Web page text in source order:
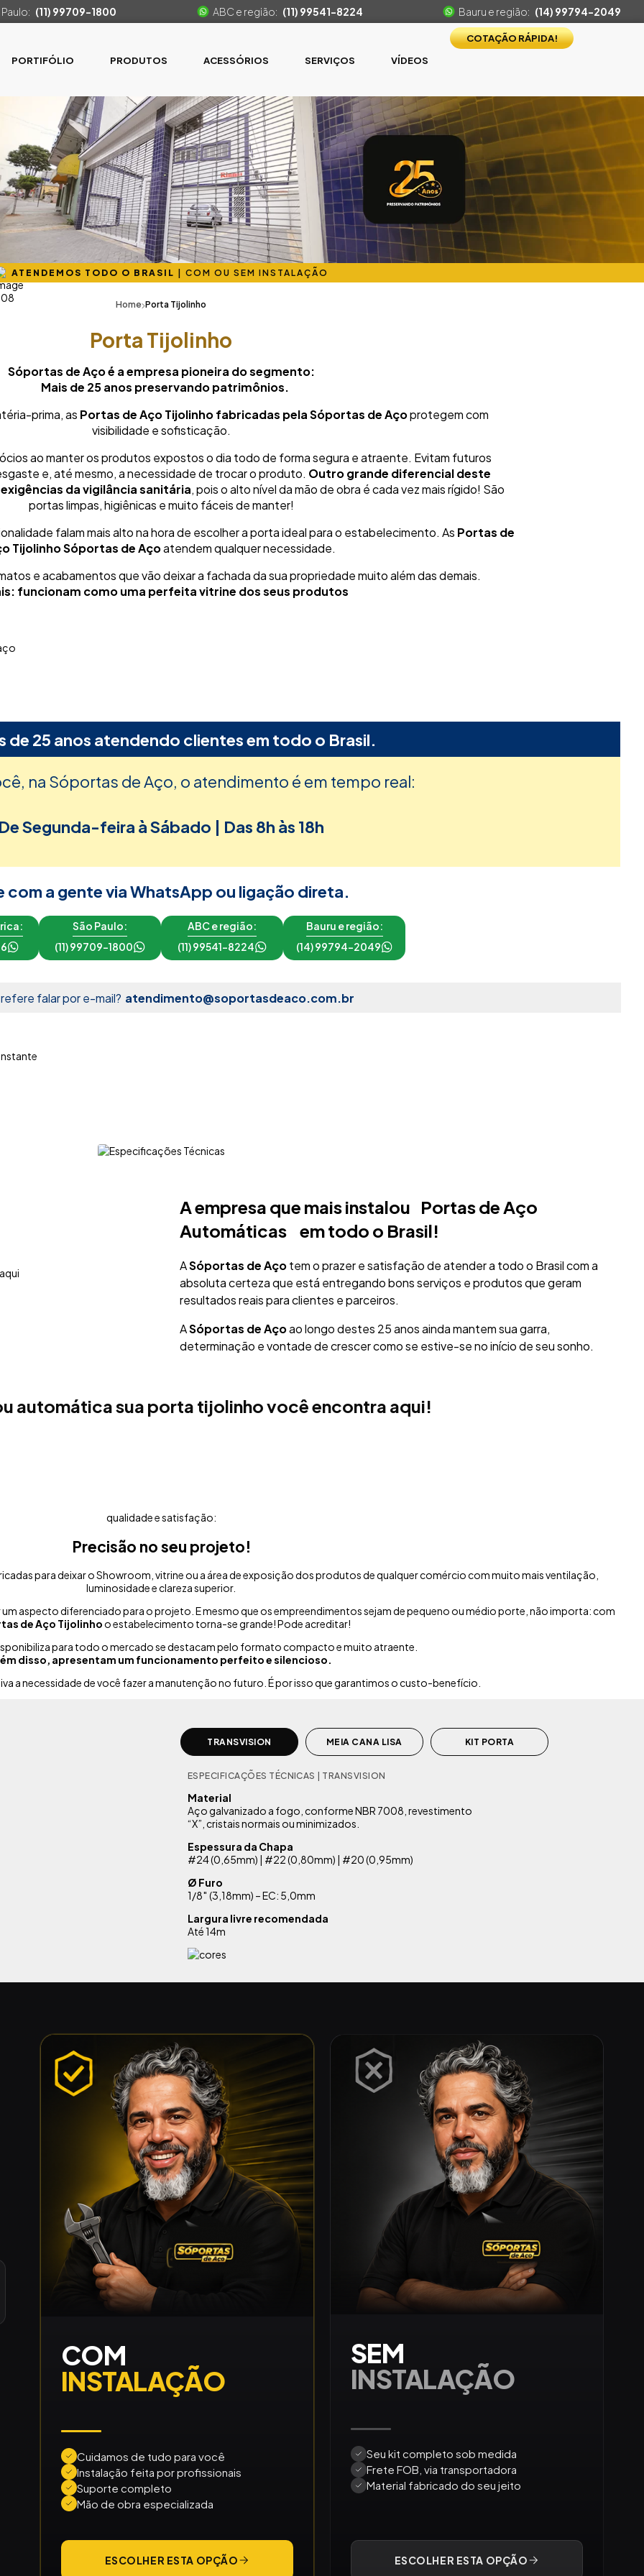
(11) 99709-1800 ABC e região: (11) 99541-8224 Bauru e região: (14) 99794-2049
PORTIFÓLIO PRODUTOS ACESSÓRIOS SERVIÇOS VÍDEOS
COTAÇÃO RÁPIDA!
ATENDEMOS TODO O BRASIL COM OU SEM INSTALAÇÃO
Home Porta Tijolinho
Porta Tijolinho
Sóportas de Aço é a empresa pioneira do segmento:
Mais de 25 anos preservando patrimônios.
prima, as Portas de Aço Tijolinho fabricadas pela Sóportas de Açoprotegem com
visibilidade e sofisticação.
ao manter os produtos expostos o dia todo de forma segura e atraente. Evitam futuros
e, até mesmo, a necessidade de trocar o produto. Outro grande diferencial deste
da vigilância sanitária, pois o alto nível da mão de obra é cada vez mais rígido! São
portas limpas, higiênicas e muito fáceis de manter!
falam mais alto na hora de escolher a porta ideal para o estabelecimento. As Portas de
Tijolinho Sóportas de Açoatendem qualquer necessidade.
e acabamentos que vão deixar a fachada da sua propriedade muito além das demais.
funcionam como uma perfeita vitrine dos seus produtos
de 25 anos atendendo clientes em todo o Brasil.
na Sóportas de Aço, o atendimento é em tempo real:
Segunda-feira à Sábado | Das 8h às 18h
com a gente via WhatsApp ou ligação direta.
São Paulo:
(11) 99709-1800
ABC e região:
(11) 99541-8224
Bauru e região:
(14) 99794-2049
falar por e-mail? atendimento@soportasdeaco.com.br
A empresa que mais instalou Portas de Aço
Automáticas em todo o Brasil!
ASóportas de Açotem o prazer e satisfação de atender a todo o Brasil com a
absoluta certeza que está entregando bons serviços e produtos que geram
resultados reais para clientes e parceiros.
ASóportas de Açoao longo destes 25 anos ainda mantem sua garra,
determinação e vontade de crescer como se estive-se no início de seu sonho.
automática sua porta tijolinho você encontra aqui!
qualidade e satisfação:
Precisão no seu projeto!
para deixar o Showroom, vitrine ou a área de exposição dos produtos de qualquer comércio com muito mais ventilação,
luminosidade e clareza superior.
um aspecto diferenciado para o projeto. E mesmo que os empreendimentos sejam de pequeno ou médio porte, não importa: com
de Aço Tijolinhoo estabelecimento torna-se grande! Pode acreditar!
para todo o mercado se destacam pelo formato compacto e muito atraente.
disso, apresentam um funcionamento perfeito e silencioso.
a necessidade de você fazer a manutenção no futuro. É por isso que garantimos o custo-benefício.
TRANSVISION MEIA CANA LISA KIT PORTA
ESPECIFICAÇÕES TÉCNICAS | TRANSVISION
Material
Aço galvanizado a fogo, conforme NBR 7008, revestimento
“X”, cristais normais ou minimizados.
Espessura da Chapa
#24 (0,65mm) | #22 (0,80mm) | #20 (0,95mm)
Ø Furo
1/8″ (3,18mm) – EC: 5,0mm
Largura livre recomendada
Até 14m
COM
INSTALAÇÃO
Cuidamos de tudo para você
Instalação feita por profissionais
Suporte completo
Mão de obra especializada
ESCOLHER ESTA OPÇÃO
SEM
INSTALAÇÃO
Seu kit completo sob medida
Frete FOB, via transportadora
Material fabricado do seu jeito
ESCOLHER ESTA OPÇÃO